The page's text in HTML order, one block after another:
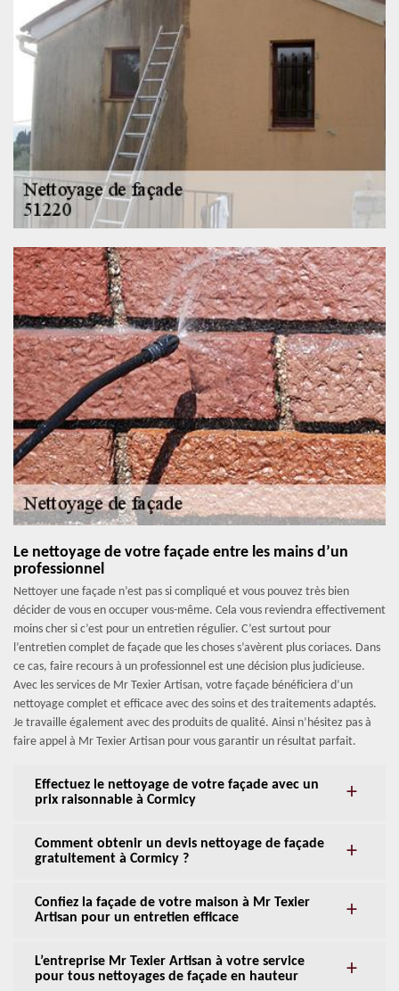
Le nettoyage de votre façade entre les mains d’un
professionnel
Nettoyer une façade n’est pas si compliqué et vous pouvez très bien
décider de vous en occuper vous-même. Cela vous reviendra effectivement
moins cher si c’est pour un entretien régulier. C’est surtout pour
l’entretien complet de façade que les choses s’avèrent plus coriaces. Dans
ce cas, faire recours à un professionnel est une décision plus judicieuse.
Avec les services de Mr Texier Artisan, votre façade bénéficiera d’un
nettoyage complet et efficace avec des soins et des traitements adaptés.
Je travaille également avec des produits de qualité. Ainsi n’hésitez pas à
faire appel à Mr Texier Artisan pour vous garantir un résultat parfait.
Effectuez le nettoyage de votre façade avec un
prix raisonnable à Cormicy
Comment obtenir un devis nettoyage de façade
gratuitement à Cormicy ?
Confiez la façade de votre maison à Mr Texier
Artisan pour un entretien efficace
L’entreprise Mr Texier Artisan à votre service
pour tous nettoyages de façade en hauteur